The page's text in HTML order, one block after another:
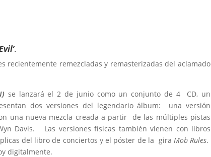
.
recientemente remezcladas y remasterizadas del aclamado
se lanzará el 2 de junio como un conjunto de 4 CD, un
dos versiones del legendario álbum: una versión
una nueva mezcla creada a partir de las múltiples pistas
Davis. Las versiones físicas también vienen con libros
del libro de conciertos y el póster de la gira Mob Rules.
digitalmente.